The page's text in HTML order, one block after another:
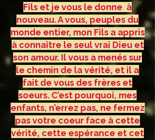
Fils et je vous le donne à
nouveau. A vous, peuples du
monde entier, mon Fils a appris
à connaître le seul vrai Dieu et
son amour. Il vous a menés sur
le chemin de la vérité, et il a
fait de vous des frères et
soeurs. C’est pourquoi, mes
enfants, n’errez pas, ne fermez
pas votre coeur face à cette
vérité, cette espérance et cet